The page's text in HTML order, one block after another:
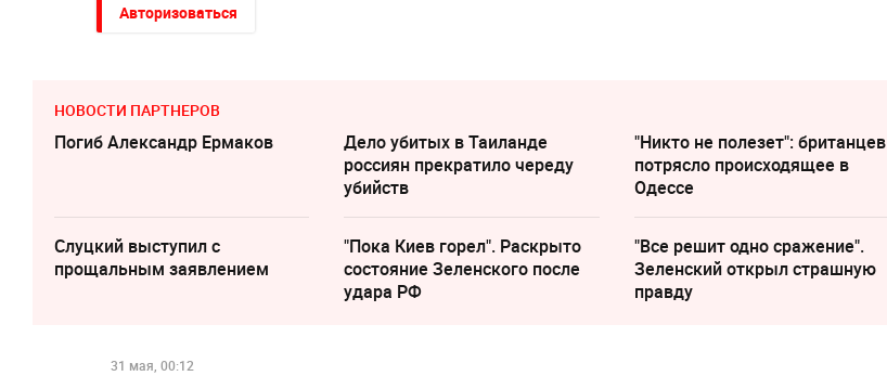
Авторизоваться
НОВОСТИ ПАРТНЕРОВ
Погиб Александр Ермаков
Дело убитых в Таиланде
россиян прекратило череду
убийств
"Никто не полезет": британцев
потрясло происходящее в
Одессе
Слуцкий выступил с
прощальным заявлением
"Пока Киев горел". Раскрыто
состояние Зеленского после
удара РФ
"Все решит одно сражение".
Зеленский открыл страшную
правду
31 мая, 00:12